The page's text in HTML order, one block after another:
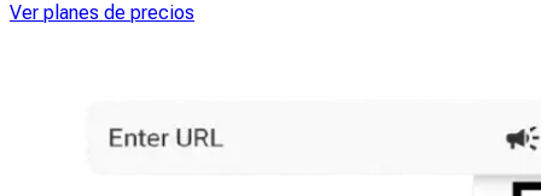
Ver planes de precios